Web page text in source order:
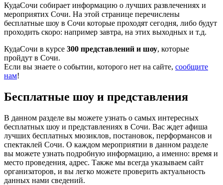
КудаСочи собирает информацию о лучших развлечениях и
мероприятих Сочи. На этой странице перечислены
бесплатные шоу в Сочи которые проходят сегодня, либо будут
проходить скоро: например завтра, на этих выходных и т.д.
КудаСочи в курсе 300 представлений и шоу, которые
пройдут в Сочи.
Если вы знаете о событии, которого нет на сайте, сообщите
нам!
Бесплатные шоу и представления
В данном разделе вы можете узнать о самых интересных
бесплатных шоу и представлениях в Сочи. Вас ждет афиша
лучших бесплатных мюзиклов, постановок, перформансов и
спектаклей Сочи. О каждом мероприятии в данном разделе
вы можете узнать подробную информацию, а именно: время и
место проведения, адрес. Также мы всегда указываем сайт
организаторов, и вы легко можете проверить актуальность
данных нами сведений.